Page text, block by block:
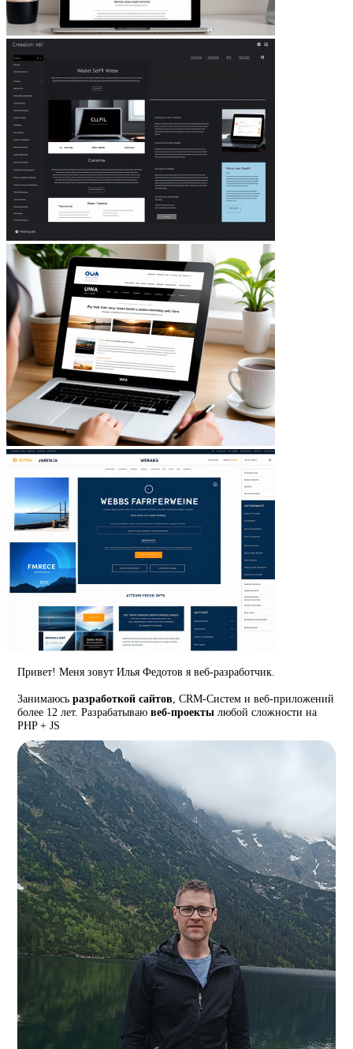
Привет! Меня зовут Илья Федотов я веб-разработчик.
Занимаюсьразработкой сайтов , CRM-Систем и веб-приложений
более 12 лет. Разрабатываювеб-проекты любой сложности на
PHP + JS